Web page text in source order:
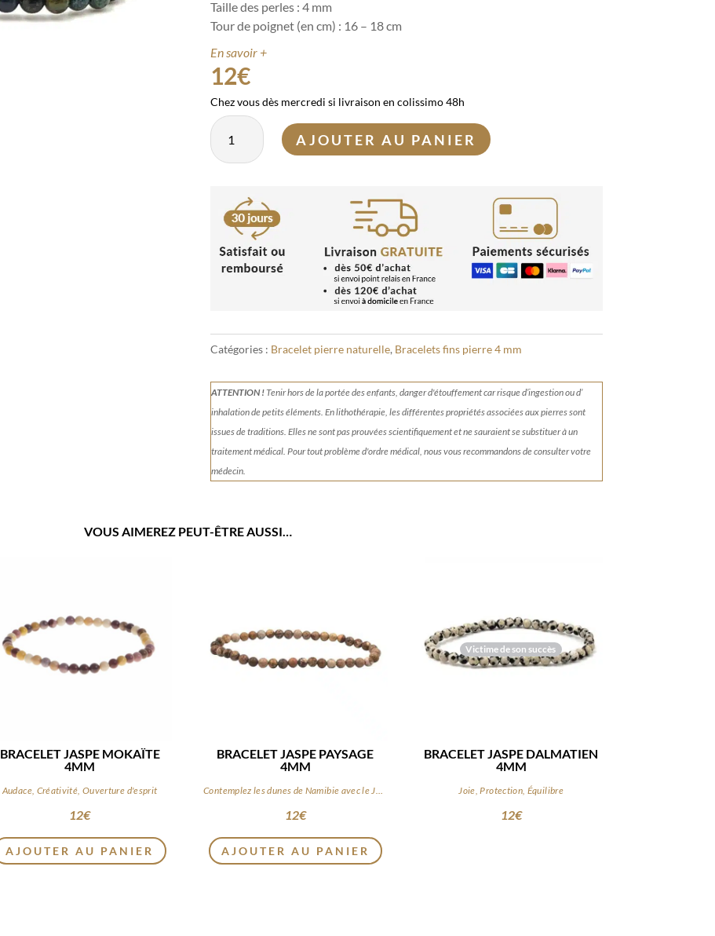
Taille des perles : 4 mm
Tour de poignet (en cm) : 16 – 18 cm
En savoir +
12€
Chez vous dès mercredi si livraison en colissimo 48h
quantité
Bracelet
Kambaba
4mm
AJOUTER AU PANIER
Catégories : Bracelet pierre naturelle, Bracelets fins pierre 4 mm
ATTENTION !Tenirhors de la portée des enfants, danger d'étouffement car risque d’ingestion ou d’
inhalation de petits éléments.En lithothérapie, les différentes propriétés associées aux pierres sont
issues de traditions. Elles ne sont pas prouvées scientifiquement et ne sauraient se substituer à un
traitement médical. Pour tout problème d'ordre médical, nous vous recommandons de consulter votre
médecin.
VOUS AIMEREZ PEUT-ÊTRE AUSSI…
BRACELET JASPE MOKAÏTE
4MM
Audace, Créativité, Ouverture d'esprit
12€
AJOUTER AU PANIER
BRACELET JASPE PAYSAGE
4MM
12€
AJOUTER AU PANIER
Victime de son succès
BRACELET JASPE DALMATIEN
4MM
Joie, Protection, Équilibre
12€